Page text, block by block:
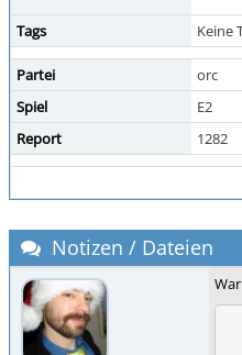
Tags Keine
Partei
orc
Spiel
E2
Report
1282
Notizen / Dateien